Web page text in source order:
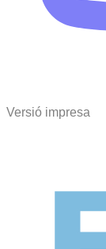
Versió impresa